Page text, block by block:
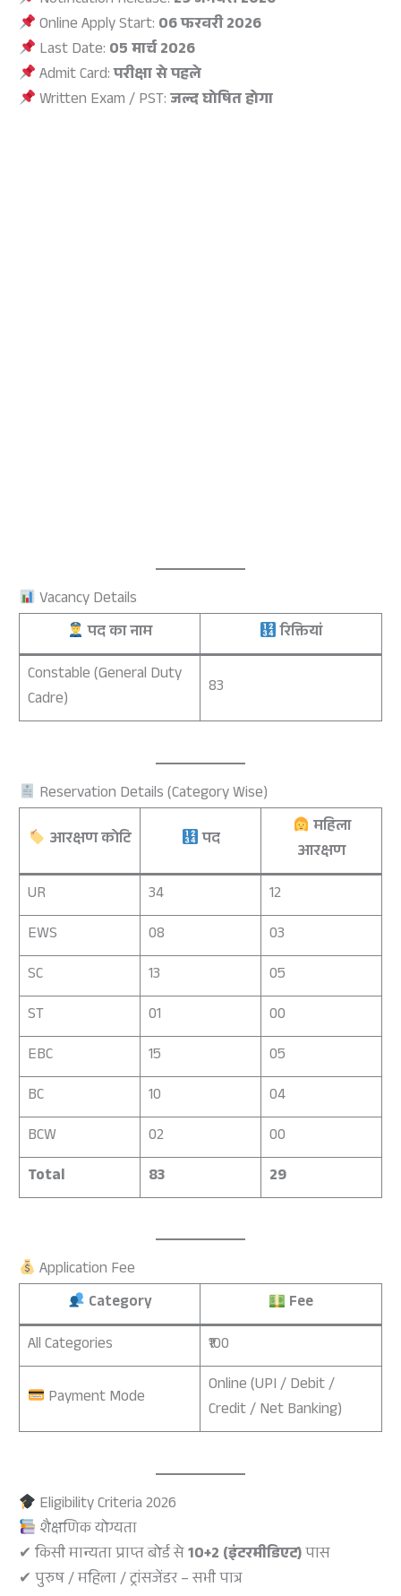
Online Apply Start: 06 फरवरी 2026
Last Date: 05 मार्च 2026
Admit Card:परीक्षा से पहले
Written Exam / PST:जल्द घोषित होगा
Vacancy Details
पद का नाम
रिक्तियां
Constable (General Duty
Cadre)
83
Reservation Details (Category Wise)
आरक्षण कोटि
पद
महिला
आरक्षण
UR
34
12
EWS
08
03
SC
13
05
ST
01
00
EBC
15
05
BC
10
04
BCW
02
00
Total
83 29
Application Fee
Category
Fee
All Categories
₹100
Payment Mode
Online (UPI / Debit /
Credit / Net Banking)
Eligibility Criteria 2026
शैक्षणिक योग्यता
✔ किसी मान्यता प्राप्त बोर्ड से10+2 (इंटरमीडिएट)पास
✔ पुरुष / महिला / ट्रांसजेंडर – सभी पात्र